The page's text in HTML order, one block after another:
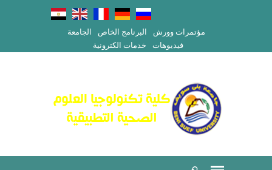
الجامعة البرنامج الخاص
مؤتمرات وورش
خدمات الكترونية
فيديوهات